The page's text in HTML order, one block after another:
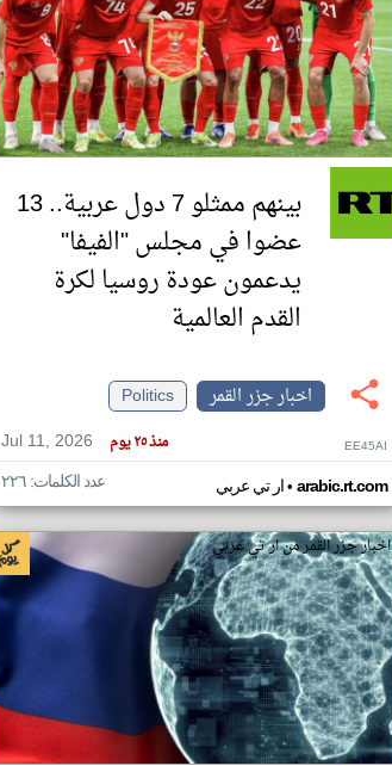
بينهم ممثلو 7 دول عربية.. 13
عضوا في مجلس "الفيفا"
يدعمون عودة روسيا لكرة
القدم العالمية
اخبار جزر القمر
Politics
Jul 11, 2026
منذ ٢٥ يوم EE45AI
ار تي عربي• arabic.rt.com عدد الكلمات: ٢٢٦
اخبار جزر القمر من ار تي عربي